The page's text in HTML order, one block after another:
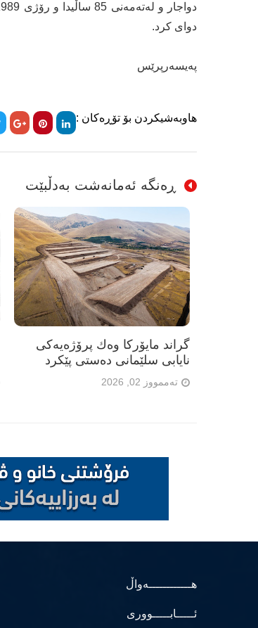
دوای كرد.
پەیسەرپرێس
هاوبەشیکردن بۆ تۆڕەکان :
ڕەنگە ئەمانەشت بەدڵبێت
گراند مایۆرکا وەك پرۆژەیەکی
نایابی سلێمانی دەستی پێکرد
تەممووز 02, 2026
هــــــــــــەواڵ
ئـــــابـــــووری